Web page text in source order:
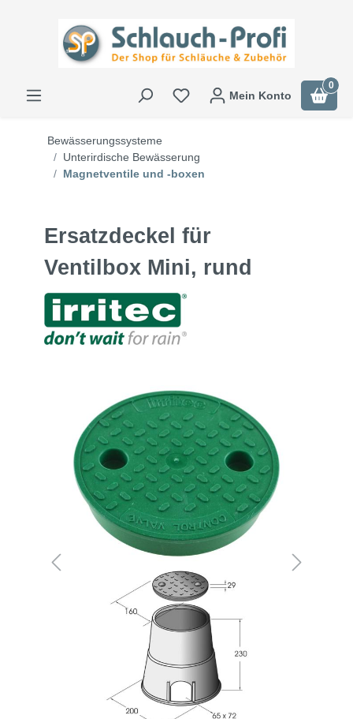
Mein Konto
0
Bewässerungssysteme
Unterirdische Bewässerung
Magnetventile und -boxen
Ersatzdeckel für
Ventilbox Mini, rund